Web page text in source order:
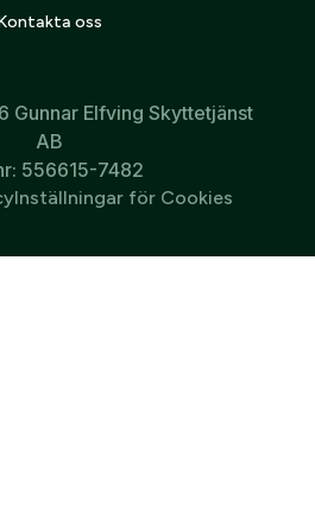
oss
Elfving Skyttetjänst
AB
556615-7482
Inställningar för Cookies